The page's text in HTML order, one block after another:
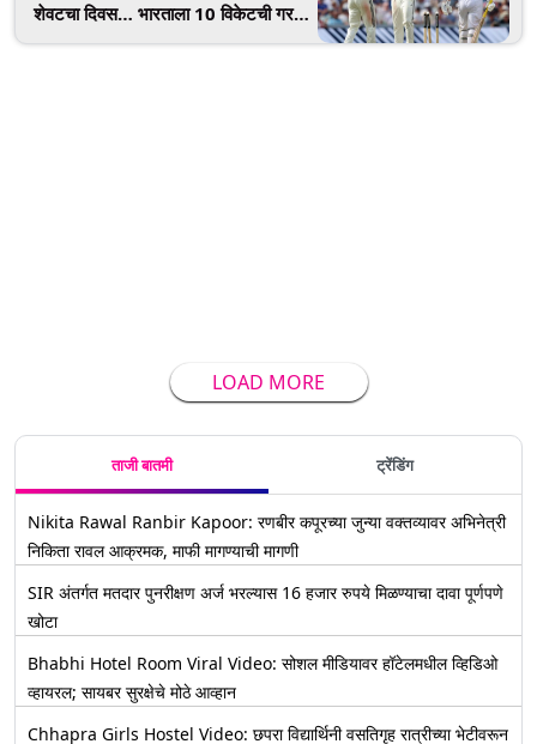
शेवटचा दिवस… भारताला 10 विकेटची गरज,
LOAD MORE
ताजी बातमी ट्रेंडिंग
Nikita Rawal Ranbir Kapoor: रणबीर कपूरच्या जुन्या वक्तव्यावर अभिनेत्री
निकिता रावल आक्रमक, माफी मागण्याची मागणी
SIR अंतर्गत मतदार पुनरीक्षण अर्ज भरल्यास 16 हजार रुपये मिळण्याचा दावा पूर्णपणे
खोटा
Bhabhi Hotel Room Viral Video: सोशल मीडियावर हॉटेलमधील व्हिडिओ
व्हायरल; सायबर सुरक्षेचे मोठे आव्हान
Chhapra Girls Hostel Video: छपरा विद्यार्थिनी वसतिगृह रात्रीच्या भेटीवरून